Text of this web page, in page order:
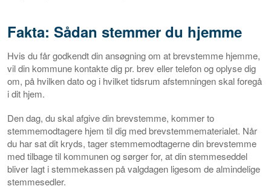
Fakta: Sådan stemmer du hjemme
Hvis du får godkendt din ansøgning om at brevstemme hjemme,
vil din kommune kontakte dig pr. brev eller telefon og oplyse dig
om, på hvilken dato og i hvilket tidsrum afstemningen skal foregå
i dit hjem.
Den dag, du skal afgive din brevstemme, kommer to
stemmemodtagere hjem til dig med brevstemmematerialet. Når
du har sat dit kryds, tager stemmemodtagerne din brevstemme
med tilbage til kommunen og sørger for, at din stemmeseddel
bliver lagt i stemmekassen på valgdagen ligesom de almindelige
stemmesedler.